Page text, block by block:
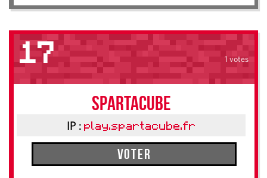
17 1 votes
SpartaCube
IP : play.spartacube.fr
Voter